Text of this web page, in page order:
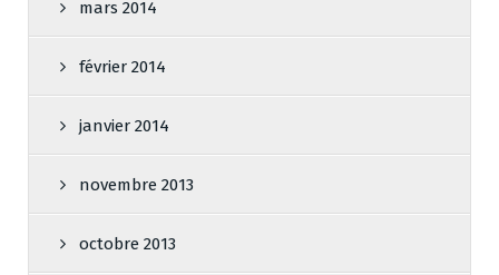
mars 2014
février 2014
janvier 2014
novembre 2013
octobre 2013